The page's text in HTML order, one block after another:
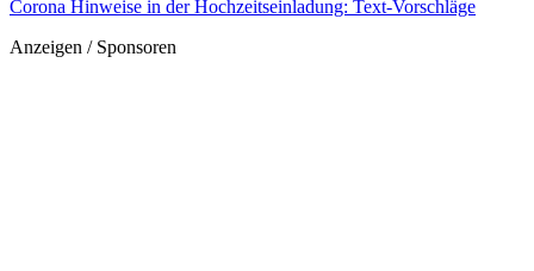
Corona Hinweise in der Hochzeitseinladung: Text-Vorschläge
Anzeigen / Sponsoren